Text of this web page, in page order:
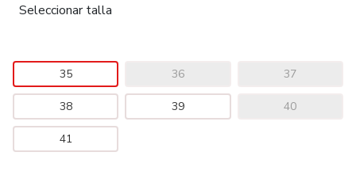
Seleccionar talla
35 36 37
38 39 40
41